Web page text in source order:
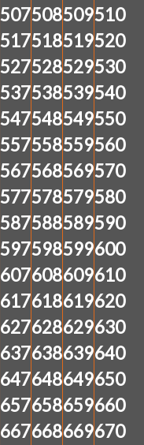
507508509510
517518519520
527528529530
537538539540
547548549550
557558559560
567568569570
577578579580
587588589590
597598599600
607608609610
617618619620
627628629630
637638639640
647648649650
657658659660
667668669670